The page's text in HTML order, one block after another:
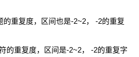
的重复度，区间也是-2~2， -2的重复
的重复度，区间是-2~2， -2的重复字